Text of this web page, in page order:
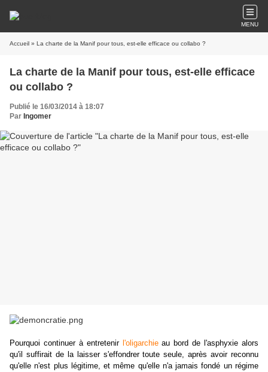
MENU
Accueil » La charte de la Manif pour tous, est-elle efficace ou collabo ?
La charte de la Manif pour tous, est-elle efficace
ou collabo ?
Publié le 16/03/2014 à 18:07
Par Ingomer
Pourquoi continuer à entretenir l'oligarchie au bord de l'asphyxie alors
qu'il suffirait de la laisser s'effondrer toute seule, après avoir reconnu
qu'elle n'est plus légitime, et même qu'elle n'a jamais fondé un régime